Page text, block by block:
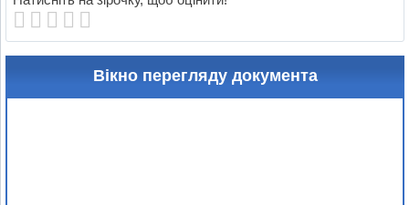
Вікно перегляду документа